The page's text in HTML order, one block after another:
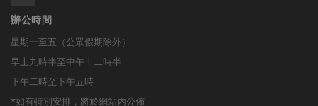
辦公時間
星期一至五（公眾假期除外）
早上九時半至中午十二時半
下午二時至下午五時
*如有特別安排，將於網站內公佈